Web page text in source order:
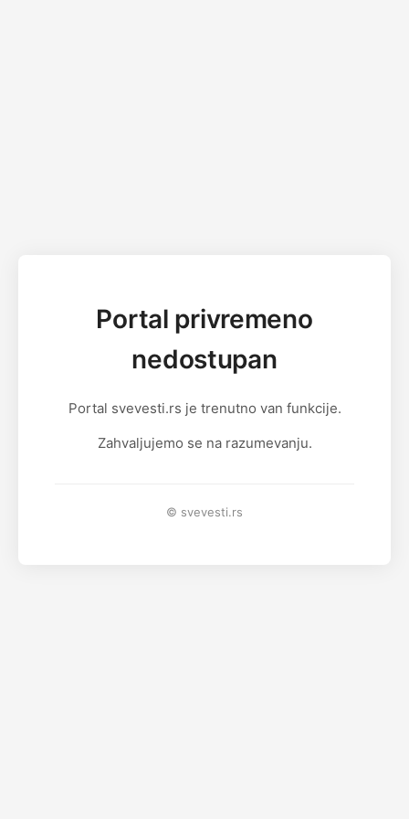
Portal privremeno
nedostupan
Portal svevesti.rs je trenutno van funkcije.
Zahvaljujemo se na razumevanju.
© svevesti.rs